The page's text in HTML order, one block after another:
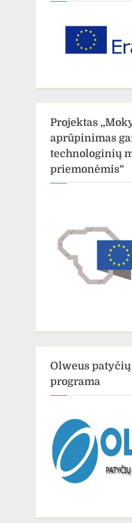
Projektas
aprūpinimas
technologinių
priemonėmis“
Olweus
programa